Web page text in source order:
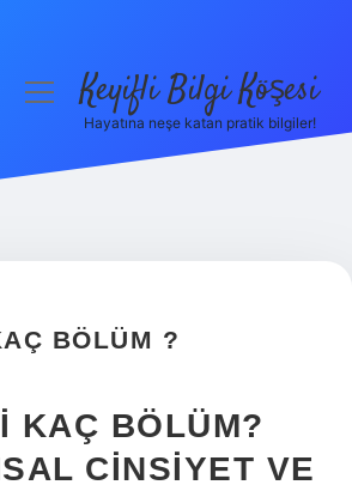
menüyüKeyifli Bilgi Köşesi
Hayatına neşe katan pratik bilgiler!
BÖLÜM ?
KAÇ BÖLÜM?
CINSIYET VE